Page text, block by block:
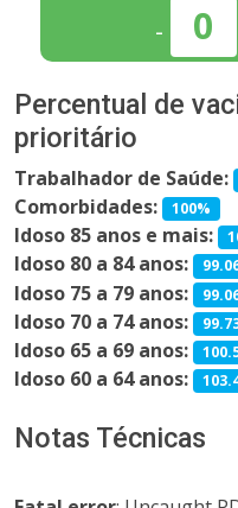
-
0
Percentual de
prioritário
Trabalhador de Saúde:
Comorbidades: 100%
Idoso 85 anos e mais:
Idoso 80 a 84 anos:
Idoso 75 a 79 anos:
Idoso 70 a 74 anos:
Idoso 65 a 69 anos:
Idoso 60 a 64 anos:
Notas Técnicas